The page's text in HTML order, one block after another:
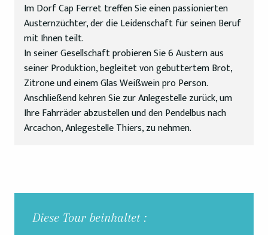
Im Dorf Cap Ferret treffen Sie einen passionierten
Austernzüchter, der die Leidenschaft für seinen Beruf
mit Ihnen teilt.
In seiner Gesellschaft probieren Sie 6 Austern aus
seiner Produktion, begleitet von gebuttertem Brot,
Zitrone und einem Glas Weißwein pro Person.
Anschließend kehren Sie zur Anlegestelle zurück, um
Ihre Fahrräder abzustellen und den Pendelbus nach
Arcachon, Anlegestelle Thiers, zu nehmen.
Diese Tour beinhaltet :